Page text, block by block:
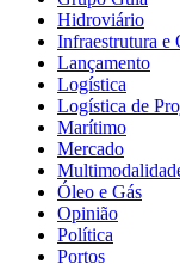
Hidroviário
Infraestrutura e
Lançamento
Logística
Logística de
Marítimo
Mercado
Óleo e Gás
Opinião
Política
Portos